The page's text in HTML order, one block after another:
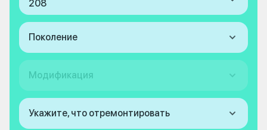
208
Поколение
Модификация
Укажите, что отремонтировать